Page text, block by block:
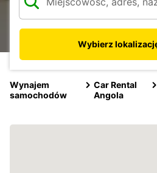
Wybierz
Wynajem
samochodów
Car Rental
Angola